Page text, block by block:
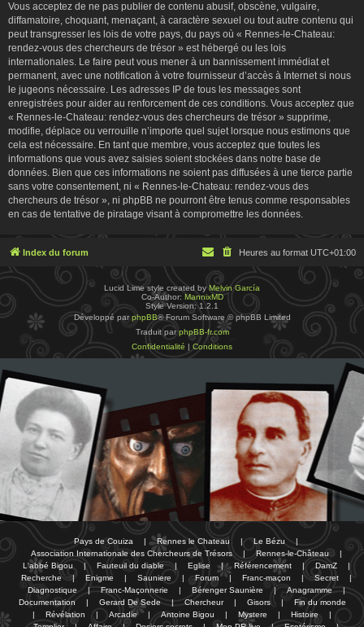
Vous acceptez de ne pas publier de contenu abusif, obscène, vulgaire,
diffamatoire, choquant, menaçant, à caractère sexuel ou tout autre contenu qui
peut transgresser les lois de votre pays, du pays où « Rennes-le-Chateau:
rendez-vous des chercheurs de trésor » est hébergé ou les lois
internationales. Le faire peut vous mener à un bannissement immédiat et
permanent, avec une notification à votre fournisseur d’accès à Internet si nous
le jugeons nécessaire. Les adresses IP de tous les messages sont
enregistrées pour aider au renforcement de ces conditions. Vous acceptez que
« Rennes-le-Chateau: rendez-vous des chercheurs de trésor » supprime,
modifie, déplace ou verrouille n’importe quel sujet lorsque nous estimons que
cela est nécessaire. En tant que membre, vous acceptez que toutes les
informations que vous avez saisies soient stockées dans notre base de
données. Bien que ces informations ne soient pas diffusées à une tierce partie
sans votre consentement, ni « Rennes-le-Chateau: rendez-vous des
chercheurs de trésor », ni phpBB ne pourront être tenus comme responsables
en cas de tentative de piratage visant à compromettre les données.
Index du forum Heures au format UTC+01:00
Lucid Lime style created by Melvin García
Co-Author: MannixMD
Style Version: 1.2.1
Développé parphpBB® Forum Software © phpBB Limited
Traduit par phpBB-fr.com
Confidentialité | Conditions
Pays de Couiza | Rennes le Chateau | Le Bézu
|
Association Internationale des Chercheurs de Trésors
| Rennes-le-Château
|
L'abbé Bigou
| Fauteuil du diable | Eglise | Référencement | DamZ
|
Recherche
| Enigme | Sauniere | Forum | Franc-maçon | Secret
|
Diagnostique
| Franc-Maçonnerie | Bérenger Saunière | Anagramme
|
Documentation
| Gerard De Sede | Chercheur | Gisors |
Fin du monde
|
Révélation | Arcadie | Antoine Bigou | Mystere | Histoire
|